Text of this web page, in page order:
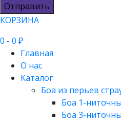
Отправить
КОРЗИНА
0 - 0 ₽
Главная
О нас
Каталог
Боа из перьев
Боа 1-
Боа 3-